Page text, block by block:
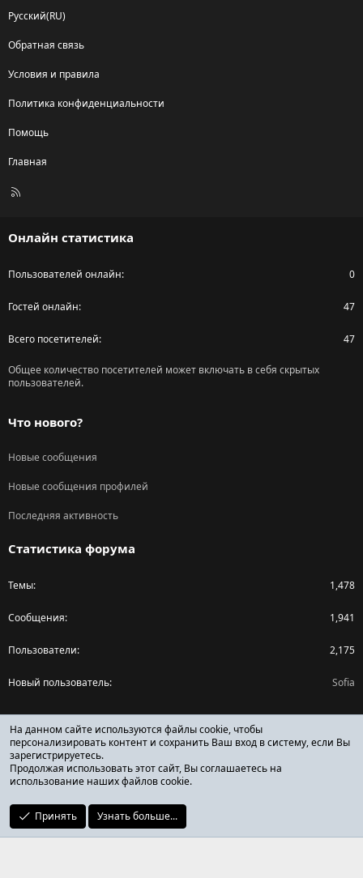
Русский(RU)
Обратная связь
Условия и правила
Политика конфиденциальности
Помощь
Главная
R
Онлайн статистика
Пользователей онлайн 0
Гостей онлайн 47
Всего посетителей 47
Общее количество посетителей может включать в себя скрытых
пользователей.
Что нового?
Новые сообщения
Новые сообщения профилей
Последняя активность
Статистика форума
Темы 1,478
Сообщения 1,941
Пользователи 2,175
Новый пользователь Sofia
Поделиться страницей
Facebook
X (Twitter)
Reddit
ОТЗЫВЫ ОНЛАЙН ФОРУМ
На данном сайте используются файлы cookie, чтобы
персонализировать контент и сохранить Ваш вход в систему, если Вы
зарегистрируетесь.
Продолжая использовать этот сайт, Вы соглашаетесь на
использование наших файлов cookie.
Принять Узнать больше...